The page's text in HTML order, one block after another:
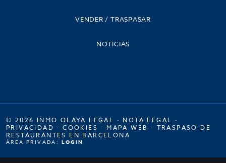
VENDER / TRASPASAR
NOTICIAS
© 2026 INMO OLAYA LEGAL · NOTA LEGAL ·
PRIVACIDAD ·COOKIES · MAPA WEB · TRASPASO DE
RESTAURANTES EN BARCELONA
ÁREA PRIVADA: LOGIN